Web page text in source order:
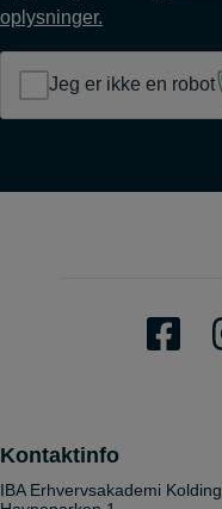
oplysninger.
Jeg er ikke en robot
Kontaktinfo
IBA Erhvervsakademi Kolding